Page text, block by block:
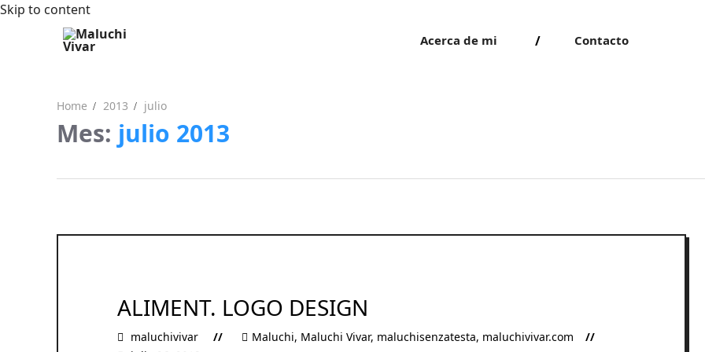
Skip to content
Acerca de mi Contacto
Home 2013 julio
Mes: julio 2013
ALIMENT. LOGO DESIGN
maluchivivar Maluchi, Maluchi Vivar, maluchisenzatesta, maluchivivar.com